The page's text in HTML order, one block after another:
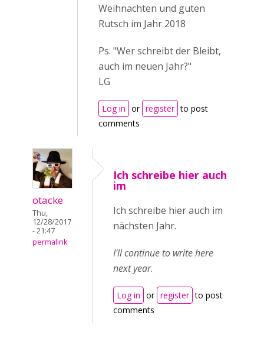
Weihnachten und guten
Rutsch im Jahr 2018
Ps. "Wer schreibt der Bleibt,
auch im neuen Jahr?"
LG
Log in or register to post
comments
otacke
Thu,
12/28/2017
- 21:47
permalink
Ich schreibe hier auch
im
Ich schreibe hier auch im
nächsten Jahr.
I'll continue to write here
next year.
Log in or register to post
comments